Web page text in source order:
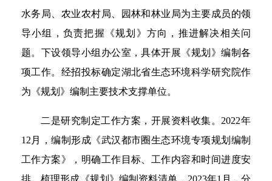
水务局、农业农村局、园林和林业局为主要成员的领
导小组，负责把握《规划》方向，推进解决相关问
题。下设领导小组办公室，具体开展《规划》编制各
项工作。经招投标确定湖北省生态环境科学研究院作
为《规划》编制主要技术支撑单位。
二是研究制定工作方案，开展资料收集。2022年
12月，编制形成《武汉都市圈生态环境专项规划编制
工作方案》，明确工作目标、工作内容和时间进度安
排。梳理形成《规划》编制资料清单，2023年1月，分